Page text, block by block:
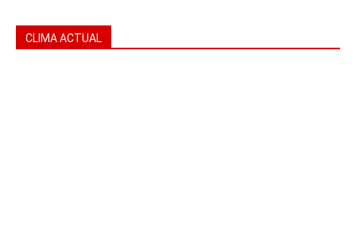
CLIMA ACTUAL